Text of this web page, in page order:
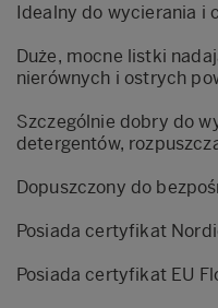
Idealny do wycierania i
Duże, mocne listki
nierównych i ostrych
Szczególnie dobry do
detergentów,
Dopuszczony do
Posiada certyfikat
Posiada certyfikat EU